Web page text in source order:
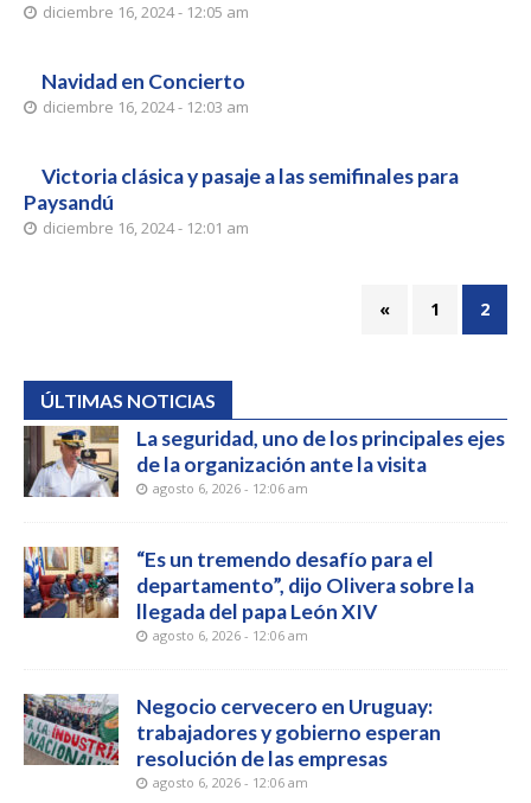
diciembre 16, 2024 - 12:05 am
Navidad en Concierto
diciembre 16, 2024 - 12:03 am
Victoria clásica y pasaje a las semifinales para
Paysandú
diciembre 16, 2024 - 12:01 am
« 1 2
ÚLTIMAS NOTICIAS
La seguridad, uno de los principales ejes
de la organización ante la visita
agosto 6, 2026 - 12:06 am
“Es un tremendo desafío para el
departamento”, dijo Olivera sobre la
llegada del papa León XIV
agosto 6, 2026 - 12:06 am
Negocio cervecero en Uruguay:
trabajadores y gobierno esperan
resolución de las empresas
agosto 6, 2026 - 12:06 am